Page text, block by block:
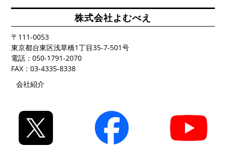
株式会社よむべえ
〒111-0053
東京都台東区浅草橋1丁目35-7-501号
電話：050-1791-2070
FAX：03-4335-8338
会社紹介